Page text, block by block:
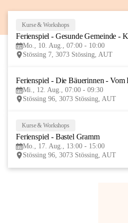
Kurse & Workshops
Ferienspiel - Gesunde Gemeinde -
Mo., 10. Aug., 07:00 - 10:00
Stössing 7, 3073 Stössing, AUT
Ferienspiel - Die Bäuerinnen -
Mi., 12. Aug., 07:00 - 09:30
Stössing 96, 3073 Stössing, AUT
Kurse & Workshops
Ferienspiel - Bastel Gramm
Mo., 17. Aug., 13:00 - 15:00
Stössing 96, 3073 Stössing, AUT